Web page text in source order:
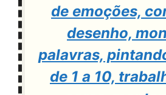
de emoções,
desenho,
palavras,
de 1 a 10,